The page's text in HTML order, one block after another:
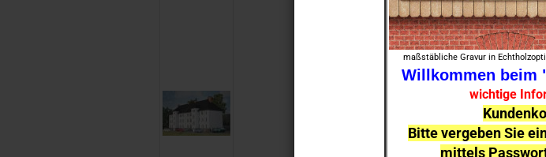
maßstäbliche Gravur in
Willkommen beim
wichtige
Bitte vergeben Sie
mittels